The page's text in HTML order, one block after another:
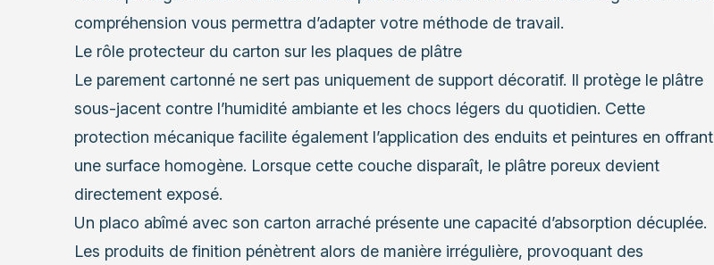
compréhension vous permettra d’adapter votre méthode de travail.
Le rôle protecteur du carton sur les plaques de plâtre
Le parement cartonné ne sert pas uniquement de support décoratif. Il protège le plâtre
sous-jacent contre l’humidité ambiante et les chocs légers du quotidien. Cette
protection mécanique facilite également l’application des enduits et peintures en offrant
une surface homogène. Lorsque cette couche disparaît, le plâtre poreux devient
directement exposé.
Un placo abîmé avec son carton arraché présente une capacité d’absorption décuplée.
Les produits de finition pénètrent alors de manière irrégulière, provoquant des